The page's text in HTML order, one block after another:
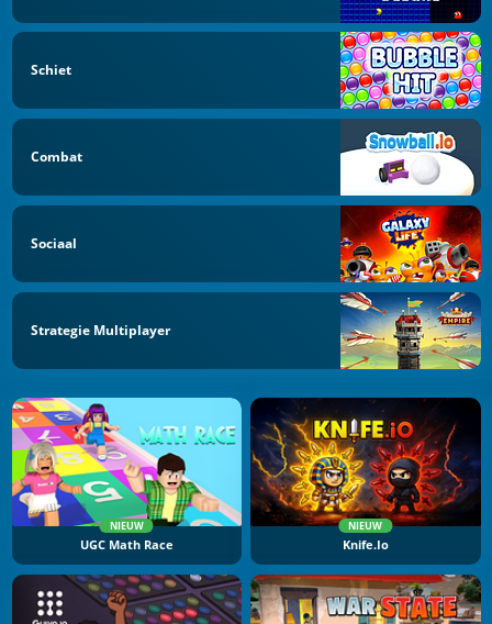
Schiet
Combat
Sociaal
Strategie Multiplayer
NIEUW
UGC Math Race
NIEUW
Knife.io